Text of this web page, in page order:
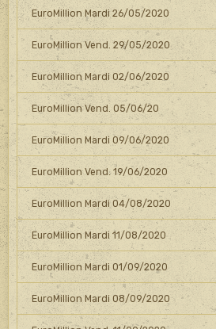
EuroMillion Mardi 26/05/2020
EuroMillion Vend. 29/05/2020
EuroMillion Mardi 02/06/2020
EuroMillion Vend. 05/06/20
EuroMillion Mardi 09/06/2020
EuroMillion Vend. 19/06/2020
EuroMillion Mardi 04/08/2020
EuroMillion Mardi 11/08/2020
EuroMillion Mardi 01/09/2020
EuroMillion Mardi 08/09/2020